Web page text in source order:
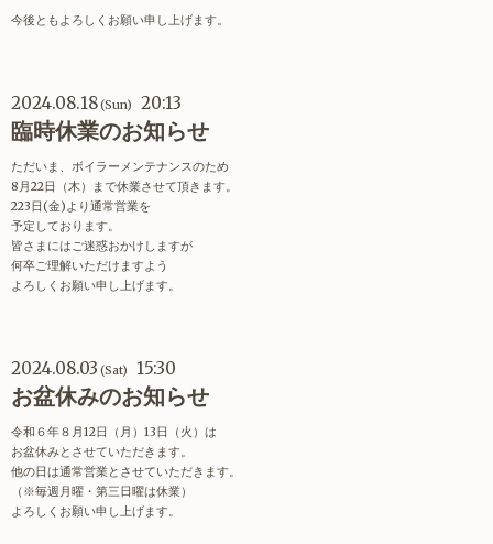
今後ともよろしくお願い申し上げます。
2024.08.18(Sun) 20:13
臨時休業のお知らせ
ただいま、ボイラーメンテナンスのため
8月22日（木）まで休業させて頂きます。
223日(金)より通常営業を
予定しております。
皆さまにはご迷惑おかけしますが
何卒ご理解いただけますよう
よろしくお願い申し上げます。
2024.08.03 (Sat) 15:30
お盆休みのお知らせ
令和６年８月12日（月）13日（火）は
お盆休みとさせていただきます。
他の日は通常営業とさせていただきます。
（※毎週月曜・第三日曜は休業）
よろしくお願い申し上げます。